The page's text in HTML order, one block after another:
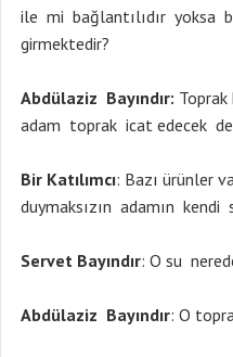
ile mi bağlantılıdır yoksa
girmektedir?
Abdülaziz Bayındır:
adam toprak icat edecek
Bir Katılımcı: Bazı ürünler
duymaksızın adamın
Servet Bayındır: O su
Abdülaziz Bayındır: O